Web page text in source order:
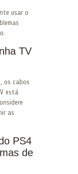
usar o
TV
os cabos
está
as
PS4
de